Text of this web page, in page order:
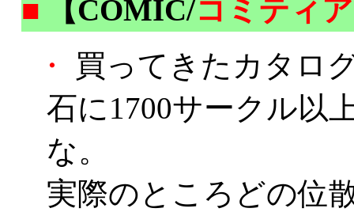
■ 【COMIC/コミティ
・
買ってきたカタロ
石に1700サークル以
な。
実際のところどの位